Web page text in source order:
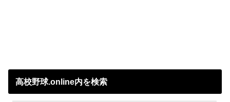
高校野球.online内を検索